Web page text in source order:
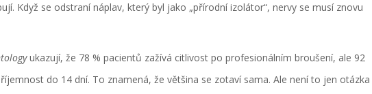
Když se odstraní náplav, který byl jako „přírodní izolátor“, nervy se musí znovu
ukazují, že 78 % pacientů zažívá citlivost po profesionálním broušení, ale 92
do 14 dní. To znamená, že většina se zotaví sama. Ale není to jen otázka